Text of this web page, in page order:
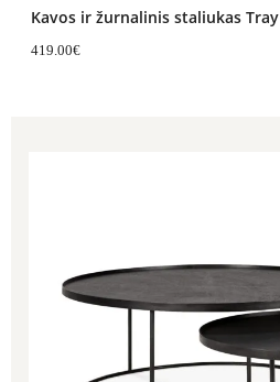
Kavos ir žurnalinis staliukas Tray
419.00€